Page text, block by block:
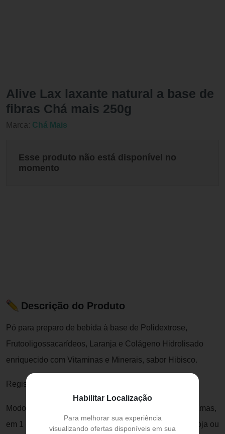
Habilitar Localização
Para melhorar sua experiência
visualizando ofertas disponíveis em sua
Alive Lax laxante natural a base de
fibras Chá mais 250g
Marca: Chá Mais
Esse produto não está disponível no
momento
Descrição do Produto
Pó para preparo de bebida à base de Polidextrose,
Frutooligossacarídeos, Laranja e Colágeno Hidrolisado
enriquecido com Vitaminas e Minerais, sabor Hibisco.
Registro ANVISA M.S.: Nº 6.5330.0024
Modo de Preparo: Adicione 2 colheres de sopa, 20 gramas,
em 1 copo com 200ml de suco de frutas, bebidas de soja ou